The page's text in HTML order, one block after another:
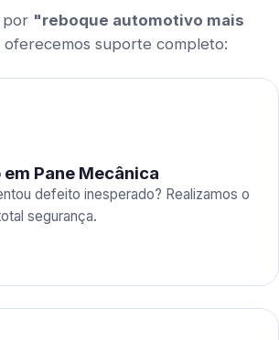
por "reboque automotivo mais
oferecemos suporte completo:
Pane Mecânica
defeito inesperado? Realizamos o
segurança.